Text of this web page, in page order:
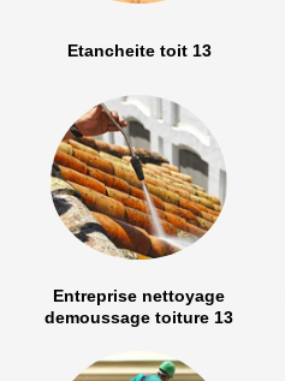
Etancheite toit 13
Entreprise nettoyage
demoussage toiture 13